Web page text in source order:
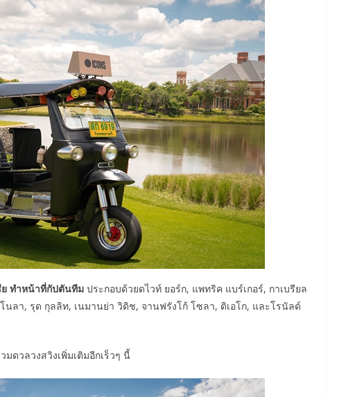
ย ทำหน้าที่กัปตันทีม ประกอบด้วยดไวท์ ยอร์ก, แพทริค แบร์เกอร์, กาเบรียล
ลา, รุด กุลลิท, เนมานย่า วิดิช, จานฟรังโก้ โซลา, ดิเอโก, และโรนัลด์
ดวลวงสวิงเพิ่มเติมอีกเร็วๆ นี้